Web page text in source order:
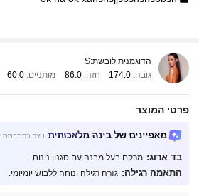
הדוגמנית לובשת:S
גובה: 174.0 חזה:86.0 מותניים: 60.0
פרטי המוצר
מאפיינים של בינה מלאכותית נוצר בהתבסס
בד ארוג: מרקם בעל מבנה עם סגנון נינוח.
התאמה רגילה: גזרה רגילה ונוחה ללבוש יומיומי.
4.88 481K עוקבים